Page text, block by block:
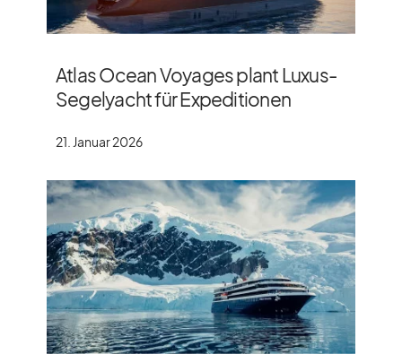
Atlas Ocean Voyages plant Luxus-
Segelyacht für Expeditionen
21. Januar 2026